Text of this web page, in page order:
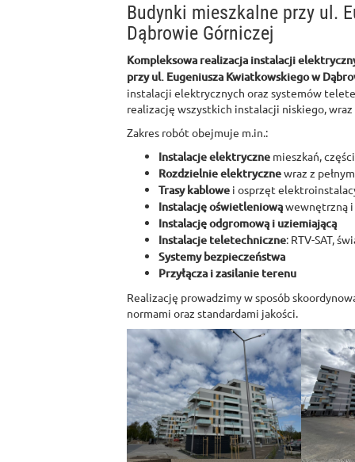
Budynki mieszkalne przy ul.
Dąbrowie Górniczej
Kompleksowa realizacja instalacji
przy ul. Eugeniusza Kwiatkowskiego w
instalacji elektrycznych oraz systemów
realizację wszystkich instalacji niskiego,
Zakres robót obejmuje m.in.:
Instalacje elektryczne mieszkań,
Rozdzielnie elektrycznewraz z
Trasy kablowe i osprzęt
Instalację oświetleniowąwewnętrzną
Instalację odgromową i uziemiającą
Instalacje teletechniczne: RTV-SAT,
Systemy bezpieczeństwa
Przyłącza i zasilanie terenu
Realizację prowadzimy w sposób
normami oraz standardami jakości.